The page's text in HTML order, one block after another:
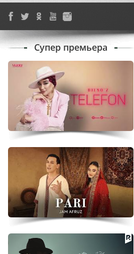
Супер премьера